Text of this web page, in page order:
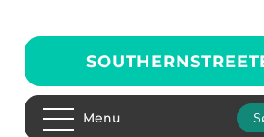
Menu